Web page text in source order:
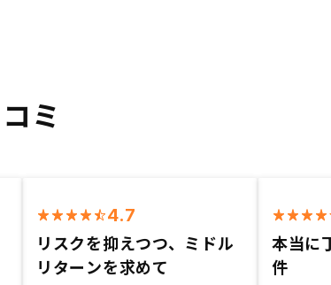
ミ
4.7
リスクを抑えつつ、ミドル
リターンを求めて
本当に
件